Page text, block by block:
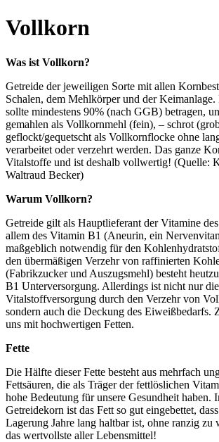
Vollkorn
Was ist Vollkorn?
Getreide der jeweiligen Sorte mit allen
Schalen, dem Mehlkörper und der
sollte mindestens 90% (nach GGB) betragen,
gemahlen als Vollkornmehl (fein), – schrot
geflockt/gequetscht als Vollkornflocke ohne
verarbeitet oder verzehrt werden. Das ganze
Vitalstoffe und ist deshalb vollwertig! (Quelle:
Waltraud Becker)
Warum Vollkorn?
Getreide gilt als Hauptlieferant der Vitamine
allem des Vitamin B1 (Aneurin, ein
maßgeblich notwendig für den
den übermäßigen Verzehr von raffinierten
(Fabrikzucker und Auszugsmehl) besteht
B1 Unterversorgung. Allerdings ist nicht nur die
Vitalstoffversorgung durch den Verzehr von
sondern auch die Deckung des Eiweißbedarfs.
uns mit hochwertigen Fetten.
Fette
Die Hälfte dieser Fette besteht aus mehrfach
Fettsäuren, die als Träger der fettlöslichen
hohe Bedeutung für unsere Gesundheit haben.
Getreidekorn ist das Fett so gut eingebettet,
Lagerung Jahre lang haltbar ist, ohne ranzig zu
das wertvollste aller Lebensmittel!